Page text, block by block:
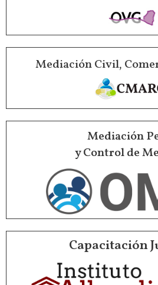
Mediación Civil,
Mediación
y Control de
Capacitación